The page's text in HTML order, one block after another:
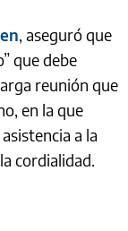
, aseguró que
que debe
reunión que
en la que
a la
cordialidad.